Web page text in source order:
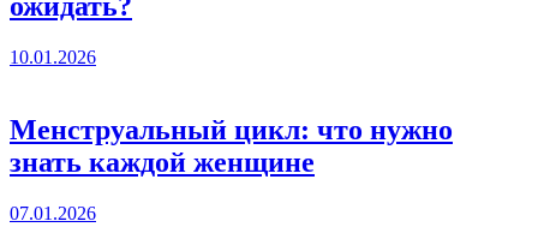
10.01.2026
Менструальный цикл: что нужно
знать каждой женщине
07.01.2026